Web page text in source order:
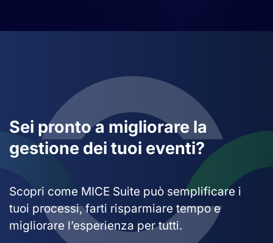
Sei pronto a migliorare la
gestione dei tuoi eventi?
Scopri come MICE Suite può semplificare i
tuoi processi, farti risparmiare tempo e
migliorare l’esperienza per tutti.